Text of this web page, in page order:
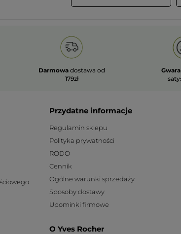
Darmowa dostawa od
179zł
Przydatne informacje
Regulamin sklepu
Polityka prywatności
RODO
Cennik
Ogólne warunki sprzedaży
Sposoby dostawy
Upominki firmowe
O Yves Rocher